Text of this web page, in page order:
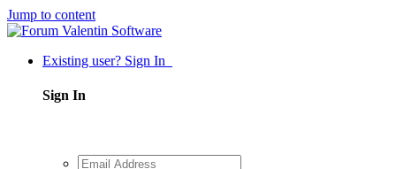
Jump to content
Existing user? Sign In
Sign In